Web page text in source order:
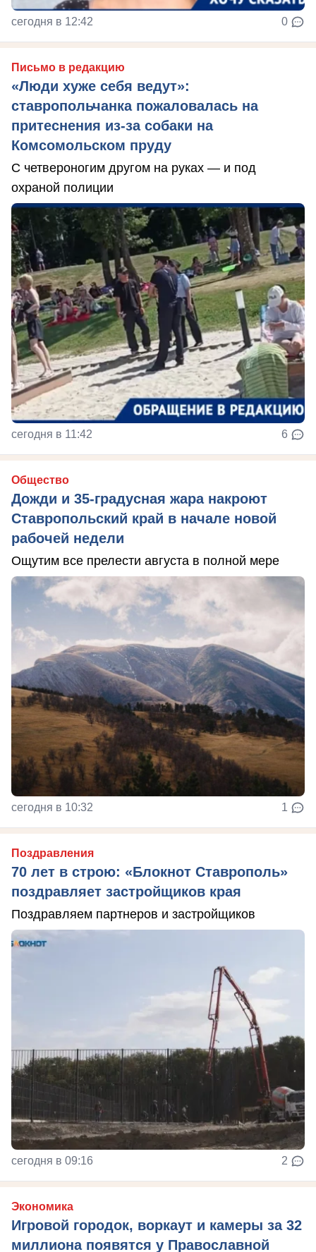
сегодня в 12:42 0
Письмо в редакцию
«Люди хуже себя ведут»:
ставропольчанка пожаловалась на
притеснения из-за собаки на
Комсомольском пруду
С четвероногим другом на руках — и под
охраной полиции
сегодня в 11:42 6
Общество
Дожди и 35-градусная жара накроют
Ставропольский край в начале новой
рабочей недели
Ощутим все прелести августа в полной мере
сегодня в 10:32 1
Поздравления
70 лет в строю: «Блокнот Ставрополь»
поздравляет застройщиков края
Поздравляем партнеров и застройщиков
сегодня в 09:16 2
Экономика
Игровой городок, воркаут и камеры за 32
миллиона появятся у Православной